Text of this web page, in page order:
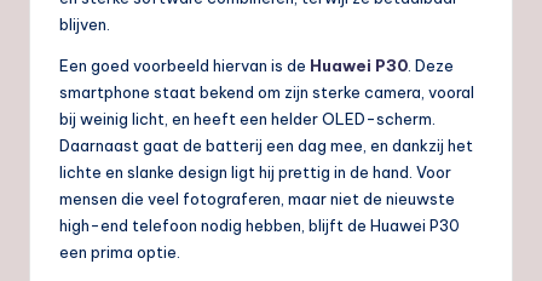
blijven.
Een goed voorbeeld hiervan is de Huawei P30 . Deze
smartphone staat bekend om zijn sterke camera, vooral
bij weinig licht, en heeft een helder OLED-scherm.
Daarnaast gaat de batterij een dag mee, en dankzij het
lichte en slanke design ligt hij prettig in de hand. Voor
mensen die veel fotograferen, maar niet de nieuwste
high-end telefoon nodig hebben, blijft de Huawei P30
een prima optie.